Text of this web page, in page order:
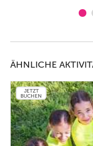
ÄHNLICHE
JETZT
BUCHEN